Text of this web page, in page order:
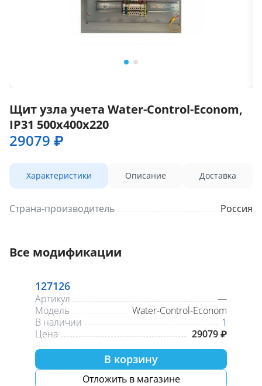
Щит узла учета Water-Control-Econom,
IP31 500х400х220
29079 ₽
Характеристики Описание Доставка
Страна-производитель Россия
Все модификации
127126
Артикул
—
Модель
Water-Control-Econom
В наличии
1
Цена
29079 ₽
В корзину
Отложить в магазине